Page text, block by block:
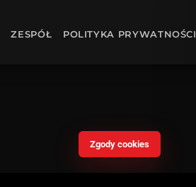
ZESPÓŁ POLITYKA PRYWATNOŚCI
Zgody cookies